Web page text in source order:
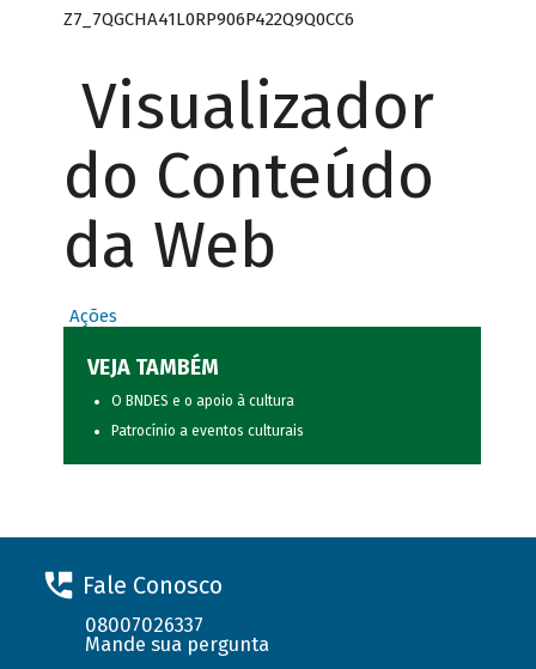
Z7_7QGCHA41L0RP906P422Q9Q0CC6
Visualizador
do Conteúdo
da Web
Ações
VEJA TAMBÉM
O BNDES e o apoio à cultura
Patrocínio a eventos culturais
Fale Conosco
08007026337
Mande sua pergunta